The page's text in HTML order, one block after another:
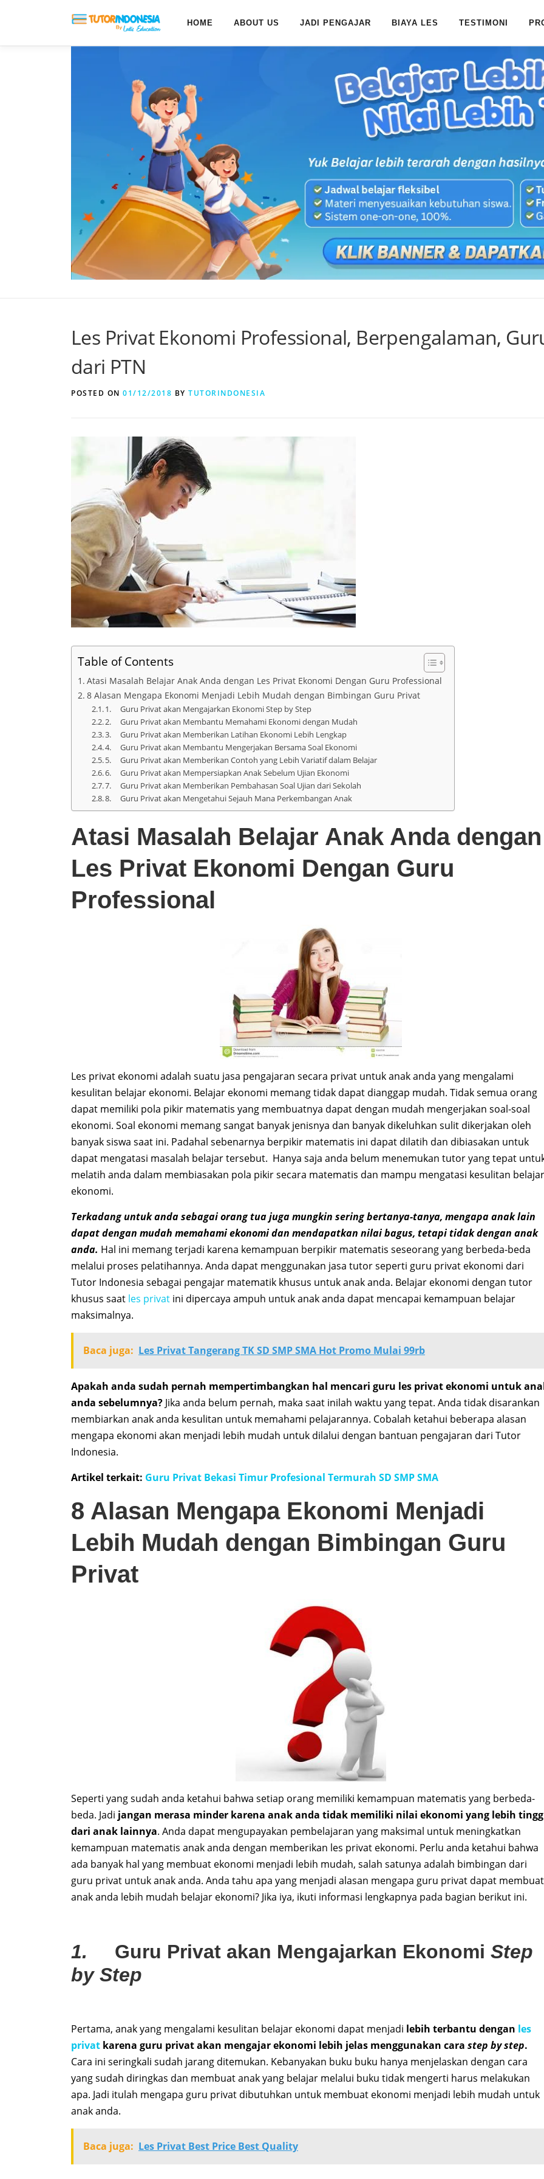
HOME ABOUT US JADI PENGAJAR BIAYA LES TESTIMONI
Les Privat Ekonomi Professional, Berpengalaman,
dari PTN
POSTED ON 01/12/2018 BY TUTORINDONESIA
Table of Contents
Atasi Masalah Belajar Anak Anda dengan Les Privat Ekonomi Dengan Guru Professional
8 Alasan Mengapa Ekonomi Menjadi Lebih Mudah dengan Bimbingan Guru Privat
1. Guru Privat akan Mengajarkan Ekonomi Step by Step
2. Guru Privat akan Membantu Memahami Ekonomi dengan Mudah
3. Guru Privat akan Memberikan Latihan Ekonomi Lebih Lengkap
4. Guru Privat akan Membantu Mengerjakan Bersama Soal Ekonomi
5. Guru Privat akan Memberikan Contoh yang Lebih Variatif dalam Belajar
6. Guru Privat akan Mempersiapkan Anak Sebelum Ujian Ekonomi
7. Guru Privat akan Memberikan Pembahasan Soal Ujian dari Sekolah
8. Guru Privat akan Mengetahui Sejauh Mana Perkembangan Anak
Atasi Masalah Belajar Anak Anda dengan
Les Privat Ekonomi Dengan Guru
Professional
Les privat ekonomi adalah suatu jasa pengajaran secara privat untuk anak anda yang mengalami
kesulitan belajar ekonomi. Belajar ekonomi memang tidak dapat dianggap mudah. Tidak semua orang
dapat memiliki pola pikir matematis yang membuatnya dapat dengan mudah mengerjakan soal-soal
ekonomi. Soal ekonomi memang sangat banyak jenisnya dan banyak dikeluhkan sulit dikerjakan oleh
banyak siswa saat ini. Padahal sebenarnya berpikir matematis ini dapat dilatih dan dibiasakan untuk
dapat mengatasi masalah belajar tersebut. Hanya saja anda belum menemukan tutor yang tepat
melatih anda dalam membiasakan pola pikir secara matematis dan mampu mengatasi kesulitan belajar
ekonomi.
Terkadang untuk anda sebagai orang tua juga mungkin sering bertanya-tanya, mengapa anak lain
dapat dengan mudah memahami ekonomi dan mendapatkan nilai bagus, tetapi tidak dengan anak
anda. Hal ini memang terjadi karena kemampuan berpikir matematis seseorang yang berbeda-beda
melalui proses pelatihannya. Anda dapat menggunakan jasa tutor seperti guru privat ekonomi dari
Tutor Indonesia sebagai pengajar matematik khusus untuk anak anda. Belajar ekonomi dengan tutor
khusus saat les privat ini dipercaya ampuh untuk anak anda dapat mencapai kemampuan belajar
maksimalnya.
Baca juga: Les Privat Tangerang TK SD SMP SMA Hot Promo Mulai 99rb
Apakah anda sudah pernah mempertimbangkan hal mencari guru les privat ekonomi untuk
anda sebelumnya? Jika anda belum pernah, maka saat inilah waktu yang tepat. Anda tidak disarankan
membiarkan anak anda kesulitan untuk memahami pelajarannya. Cobalah ketahui beberapa alasan
mengapa ekonomi akan menjadi lebih mudah untuk dilalui dengan bantuan pengajaran dari Tutor
Indonesia.
Artikel terkait: Guru Privat Bekasi Timur Profesional Termurah SD SMP SMA
8 Alasan Mengapa Ekonomi Menjadi
Lebih Mudah dengan Bimbingan Guru
Privat
Seperti yang sudah anda ketahui bahwa setiap orang memiliki kemampuan matematis yang berbeda-
beda. Jadi jangan merasa minder karena anak anda tidak memiliki nilai ekonomi yang lebih
dari anak lainnya. Anda dapat mengupayakan pembelajaran yang maksimal untuk meningkatkan
kemampuan matematis anak anda dengan memberikan les privat ekonomi. Perlu anda ketahui bahwa
ada banyak hal yang membuat ekonomi menjadi lebih mudah, salah satunya adalah bimbingan dari
guru privat untuk anak anda. Anda tahu apa yang menjadi alasan mengapa guru privat dapat membuat
anak anda lebih mudah belajar ekonomi? Jika iya, ikuti informasi lengkapnya pada bagian berikut ini.
1. Guru Privat akan Mengajarkan Ekonomi Step
by Step
Pertama, anak yang mengalami kesulitan belajar ekonomi dapat menjadi lebih terbantu dengan les
privat karena guru privat akan mengajar ekonomi lebih jelas menggunakan cara step by step.
Cara ini seringkali sudah jarang ditemukan. Kebanyakan buku buku hanya menjelaskan dengan cara
yang sudah diringkas dan membuat anak yang belajar melalui buku tidak mengerti harus melakukan
apa. Jadi itulah mengapa guru privat dibutuhkan untuk membuat ekonomi menjadi lebih mudah untuk
anak anda.
Baca juga: Les Privat Best Price Best Quality